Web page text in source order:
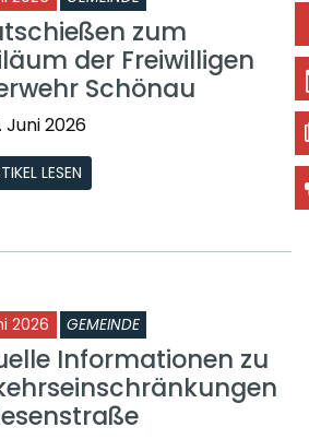
zum
der Freiwilligen
Schönau
Juni 2026
LESEN
2026 GEMEINDE
Informationen zu